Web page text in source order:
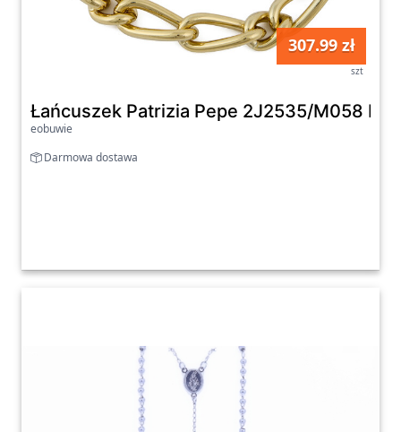
307.99 zł
szt
Łańcuszek Patrizia Pepe 2J2535/M058
eobuwie
Darmowa dostawa